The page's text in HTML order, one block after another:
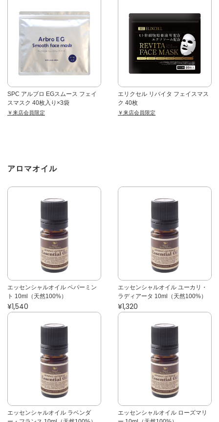
SPC アルブロ EGスムース フェイ
スマスク 40枚入り×3袋
￥来店会員限定
エリクセル リバイタ フェイスマス
ク 40枚
￥来店会員限定
アロマオイル
エッセンシャルオイル ペパーミン
ト 10ml（天然100%）
¥1,540
エッセンシャルオイル ユーカリ・
ラディアータ 10ml（天然100%）
¥1,320
エッセンシャルオイル ラベンダ
エッセンシャルオイル ローズマリ